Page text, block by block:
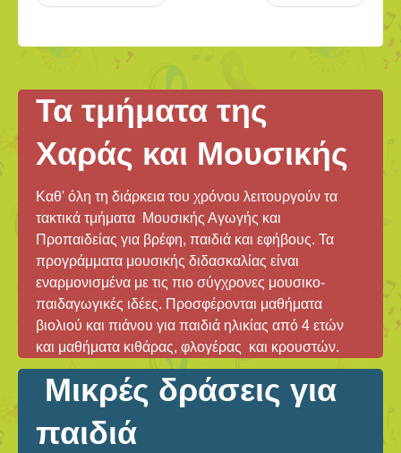
Τα τμήματα της
Χαράς και Μουσικής
Καθ' όλη τη διάρκεια του χρόνου λειτουργούν τα
τακτικά τμήματα Μουσικής Αγωγής και
Προπαιδείας για βρέφη, παιδιά και εφήβους. Τα
προγράμματα μουσικής διδασκαλίας είναι
εναρμονισμένα με τις πιο σύγχρονες μουσικο-
παιδαγωγικές ιδέες. Προσφέρονται μαθήματα
βιολιού και πιάνου για παιδιά ηλικίας από 4 ετών
και μαθήματα κιθάρας, φλογέρας και κρουστών.
Μικρές δράσεις για
παιδιά